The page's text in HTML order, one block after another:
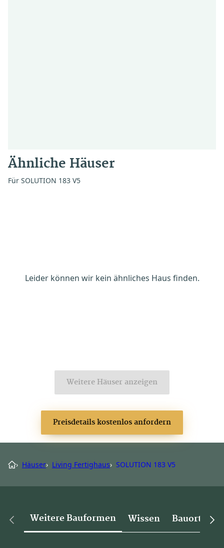
Ähnliche Häuser
Für SOLUTION 183 V5
Leider können wir kein ähnliches Haus finden.
Weitere Häuser anzeigen
Preisdetails kostenlos anfordern
› Häuser› Living Fertighaus› SOLUTION 183 V5
Weitere Bauformen Wissen Bauorte